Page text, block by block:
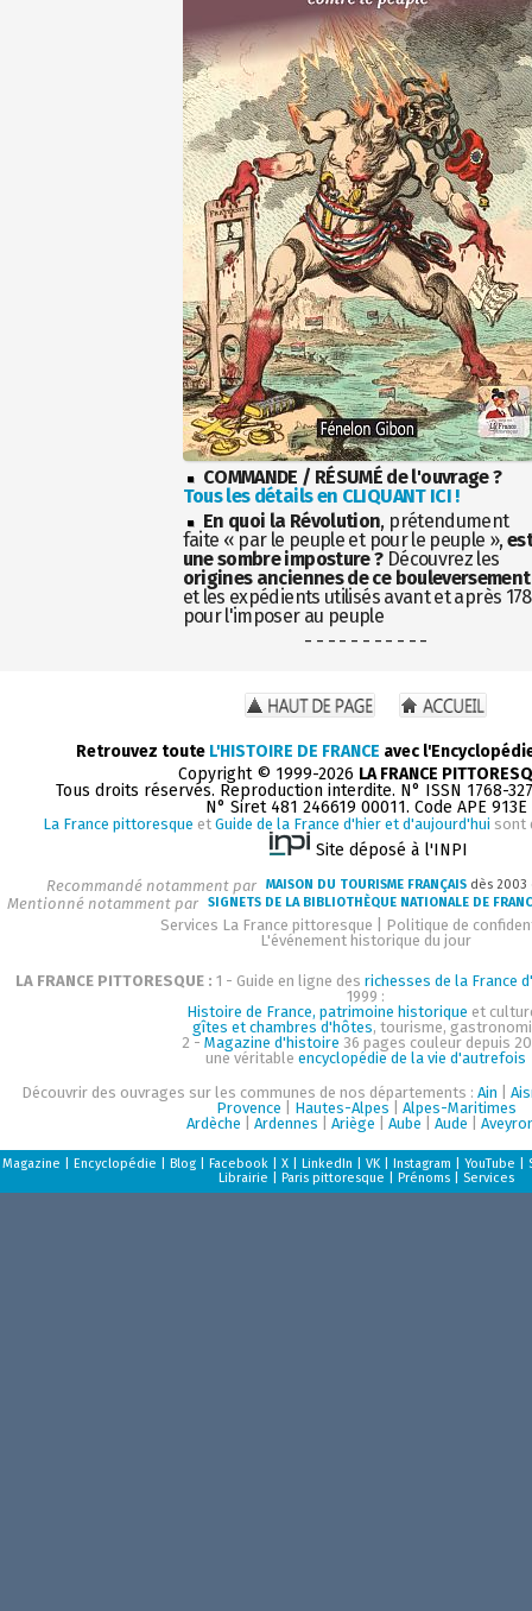
COMMANDE / RÉSUMÉ de l'ouvrage ?
Tous les détails en CLIQUANT ICI !
En quoi la Révolution, prétendument
faite « par le peuple et pour le peuple »,
une sombre imposture ?Découvrez les
origines anciennes de ce bouleversement
et les expédients utilisés avant et après
pour l'imposer au peuple
- - - - - - - - - - -
Retrouvez toute L'HISTOIRE DE FRANCE avec
Copyright © 1999-2026 LA FRANCE
Tous droits réservés. Reproduction interdite. N° ISSN 1768-
N° Siret 481 246619 00011. Code APE 913E
La France pittoresque et Guide de la France d'hier et d'aujourd'hui sont
Site déposé à l'INPI
Recommandé notamment par MAISON DU TOURISME FRANÇAIS dès
Mentionné notamment par SIGNETS DE LA BIBLIOTHÈQUE NATIONALE DE
Services La France pittoresque
Politique de
L'événement historique du jour
LA FRANCE PITTORESQUE : 1 - Guide en ligne des richesses de la France
1999 :
Histoire de France, patrimoine historique et
gîtes et chambres d'hôtes, tourisme,
2 - Magazine d'histoire 36 pages couleur depuis
une véritable encyclopédie de la vie d'autrefois
Découvrir des ouvrages sur les communes de nos départements : Ain
Provence
Hautes-Alpes
Alpes-Maritimes
Ardèche
Ardennes Ariège Aube Aude
Magazine Encyclopédie Blog| Facebook| X| LinkedIn VK| Instagram YouTube
Librairie
Paris pittoresque Prénoms| Services